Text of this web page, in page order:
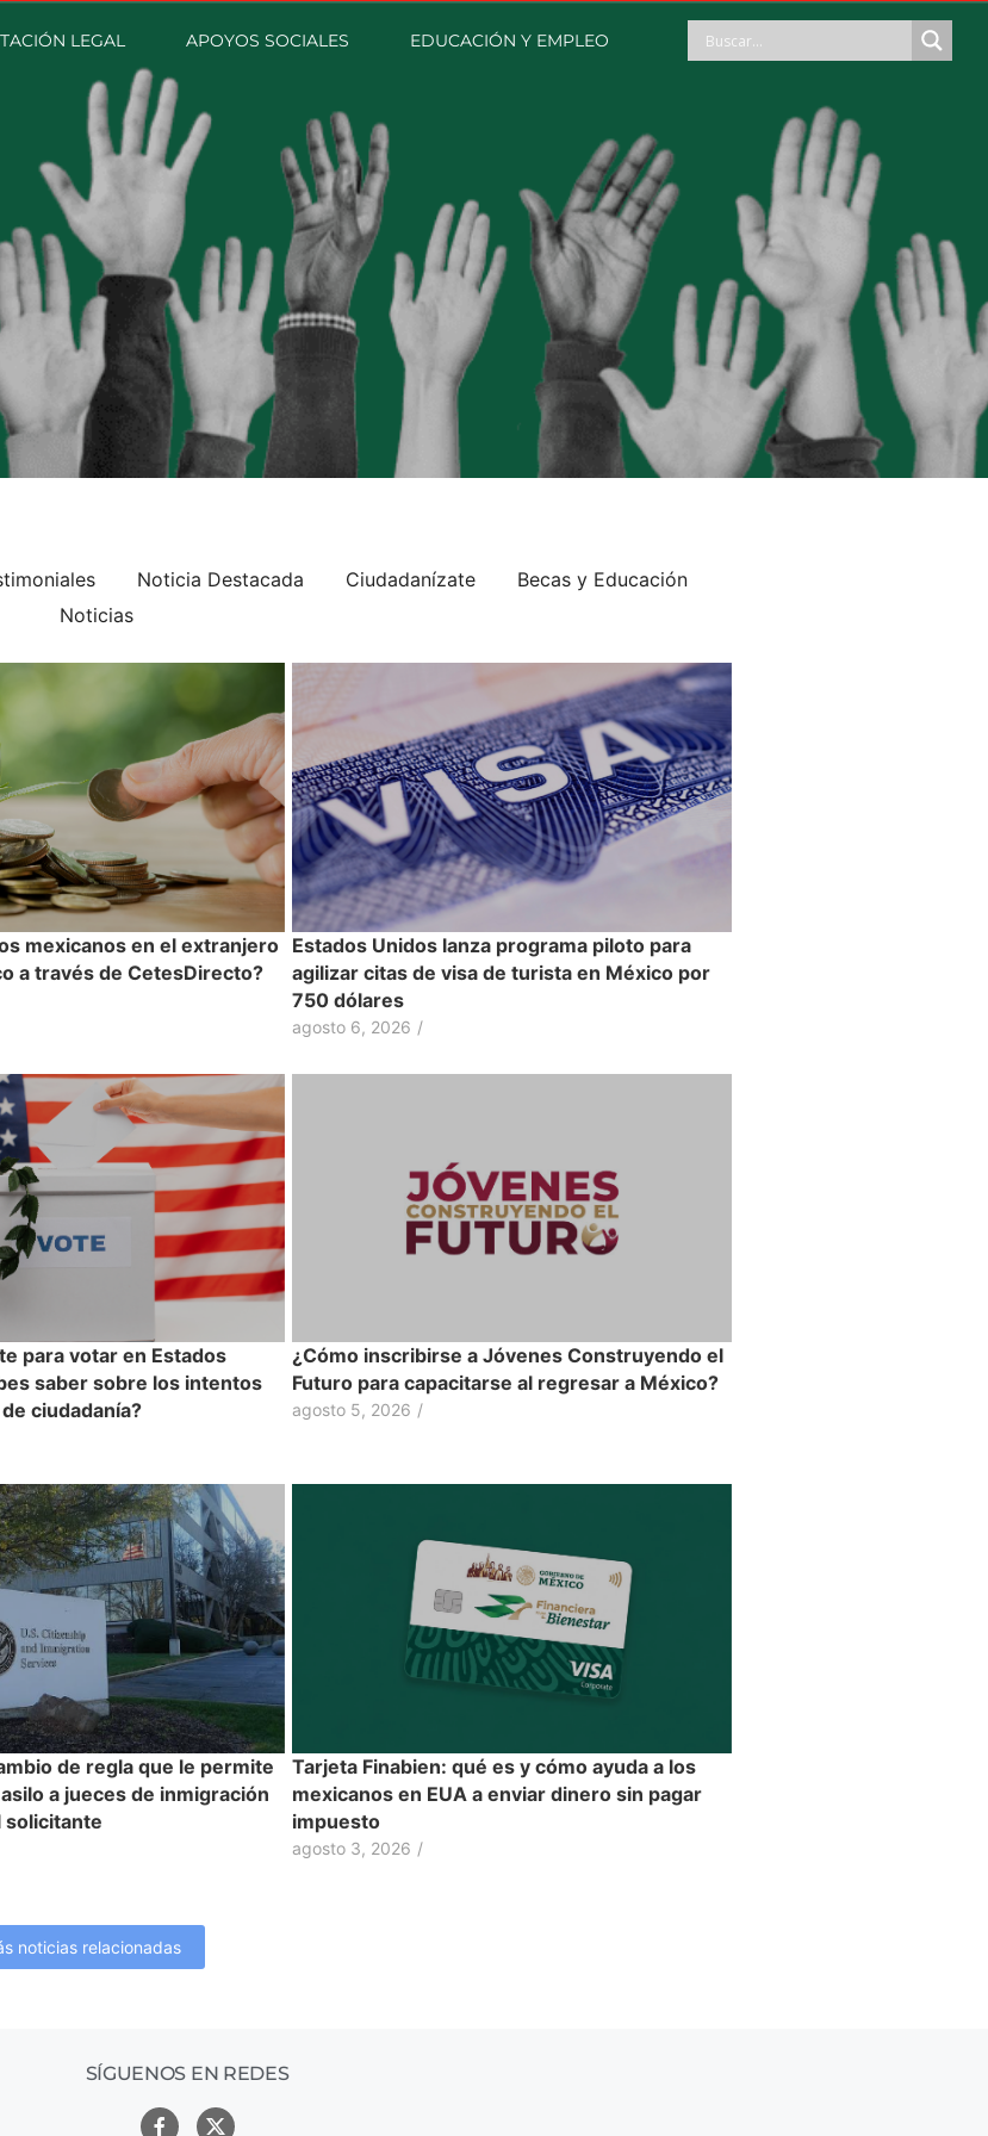
LEGAL APOYOS SOCIALES EDUCACIÓN Y EMPLEO
Noticia Destacada Ciudadanízate
Becas y Educación
Noticias
mexicanos en el extranjero
a través de CetesDirecto?
Estados Unidos lanza programa piloto para
agilizar citas de visa de turista en México por
750 dólares
agosto 6, 2026 /
para votar en Estados
saber sobre los intentos
ciudadanía?
¿Cómo inscribirse a Jóvenes Construyendo el
Futuro para capacitarse al regresar a México?
agosto 5, 2026 /
de regla que le permite
a jueces de inmigración
solicitante
Tarjeta Finabien: qué es y cómo ayuda a los
mexicanos en EUA a enviar dinero sin pagar
impuesto
agosto 3, 2026 /
noticias relacionadas
SÍGUENOS EN REDES